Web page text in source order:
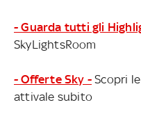
- Guarda tutti gli
SkyLightsRoom
- Offerte Sky - Scopri
attivale subito